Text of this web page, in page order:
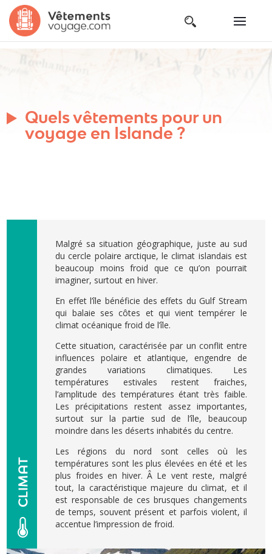
Quels vêtements pour un
voyage en Islande ?
Malgré sa situation géographique, juste au sud
du cercle polaire arctique, le climat islandais est
beaucoup moins froid que ce qu’on pourrait
imaginer, surtout en hiver.
En effet l’île bénéficie des effets du Gulf Stream
qui balaie ses côtes et qui vient tempérer le
climat océanique froid de l’île.
Cette situation, caractérisée par un conflit entre
influences polaire et atlantique, engendre de
grandes variations climatiques. Les
températures estivales restent fraiches,
l’amplitude des températures étant très faible.
Les précipitations restent assez importantes,
surtout sur la partie sud de l’île, beaucoup
moindre dans les déserts inhabités du centre.
Les régions du nord sont celles où les
températures sont les plus élevées en été et les
plus froides en hiver. Â Le vent reste, malgré
tout, la caractéristique majeure du climat, et il
est responsable de ces brusques changements
de temps, souvent présent et parfois violent, il
accentue l’impression de froid.